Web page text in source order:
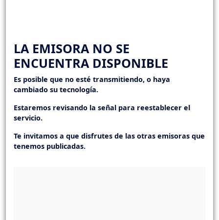
LA EMISORA NO SE
ENCUENTRA DISPONIBLE
Es posible que no esté transmitiendo, o haya
cambiado su tecnología.
Estaremos revisando la señal para reestablecer el
servicio.
Te invitamos a que disfrutes de las otras emisoras que
tenemos publicadas.